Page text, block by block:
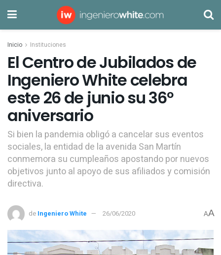
Inicio Instituciones
El Centro de Jubilados de
Ingeniero White celebra
este 26 de junio su 36º
aniversario
Si bien la pandemia obligó a cancelar sus eventos
sociales, la entidad de la avenida San Martín
conmemora su cumpleaños apostando por nuevos
objetivos junto al apoyo de sus afiliados y comisión
directiva.
de Ingeniero White 26/06/2020 AA